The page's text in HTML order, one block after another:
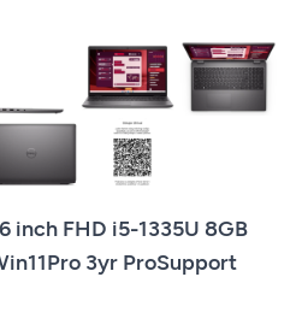
inch FHD i5-1335U 8GB
3yr ProSupport